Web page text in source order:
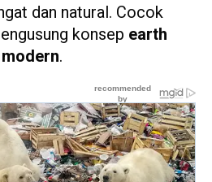
dan natural. Cocok
konsep earth
.